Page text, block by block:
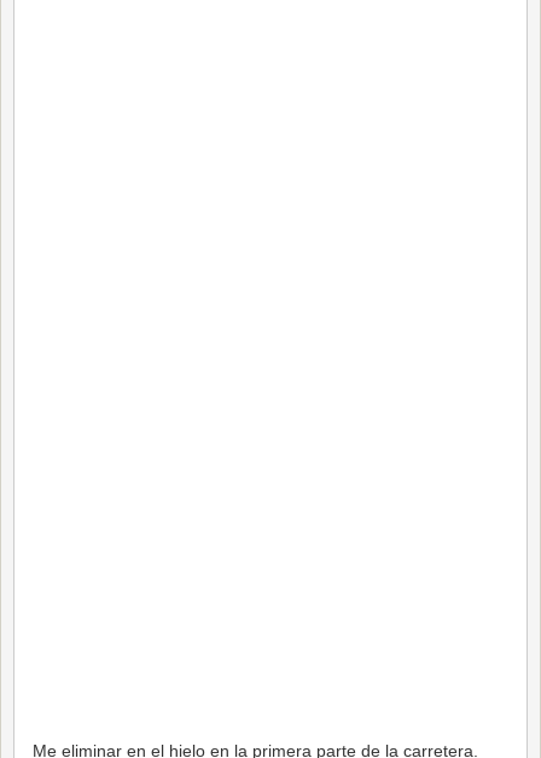
Me eliminar en el hielo en la primera parte de la carretera.